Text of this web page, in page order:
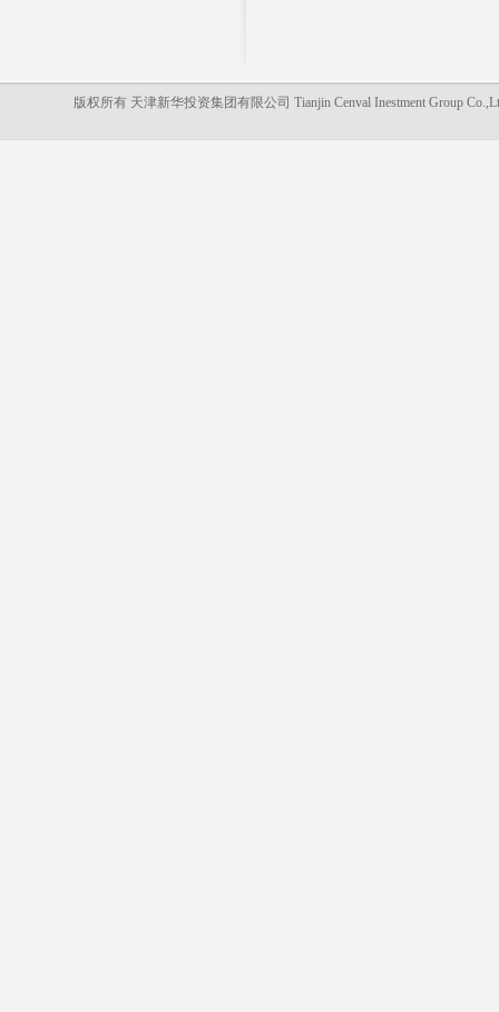
版权所有 天津新华投资集团有限公司 Tianjin Cenval Inestment Group